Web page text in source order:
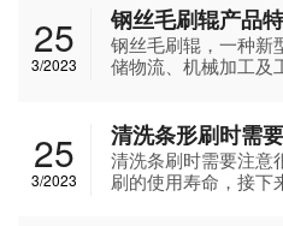
25
3/2023
钢丝毛刷辊产品
钢丝毛刷辊，一种新
储物流、机械加工及
25
3/2023
清洗条形刷时需
清洗条刷时需要注意
刷的使用寿命，接下